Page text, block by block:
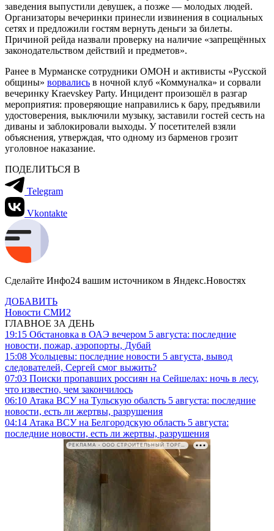
заведения выпустили девушек, а позже — молодых людей.
Организаторы вечеринки принесли извинения в социальных
сетях и предложили гостям вернуть деньги за билеты.
Причиной рейда назвали проверку на наличие «запрещённых
законодательством действий и предметов».
Ранее в Мурманске сотрудники ОМОН и активисты «Русской
общины» ворвались в ночной клуб «Коммуналка» и сорвали
вечеринку Kraevskey Party. Инцидент произошёл в разгар
мероприятия: проверяющие направились к бару, предъявили
удостоверения, выключили музыку, заставили гостей сесть на
диваны и заблокировали выходы. У посетителей взяли
объяснения, утверждая, что одному из барменов грозит
уголовное наказание.
ПОДЕЛИТЬСЯ В
Telegram
Vkontakte
Сделайте Инфо24 вашим источником в Яндекс.Новостях
ДОБАВИТЬ
Новости СМИ2
ГЛАВНОЕ ЗА ДЕНЬ
19:15 Обстановка в ОАЭ вечером 5 августа: последние
новости, пожар, аэропорты, Дубай
15:08 Усольцевы: последние новости 5 августа, вывод
следователей, Сергей смог выжить?
07:03 Поиски пропавших россиян на Сейшелах: ночь в лесу,
что известно, чем закончилось
06:10 Атака ВСУ на Тульскую обалсть 5 августа: последние
новости, есть ли жертвы, разрушения
04:14 Атака ВСУ на Белгородскую область 5 августа:
последние новости, есть ли жертвы, разрушения
РЕКЛАМА • ООО СТРОИТЕЛЬНЫЙ ТОРГОВЫЙ ДОМ «ПЕТРОВИЧ». ИНН: 7802348846